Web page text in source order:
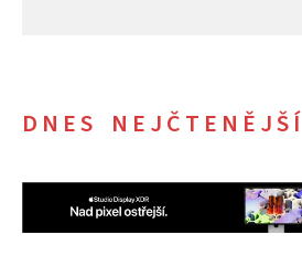
DNES NEJČTENĚJŠÍ